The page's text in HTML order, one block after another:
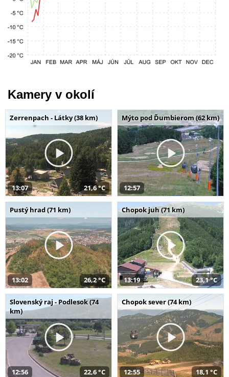
Kamery v okolí
Zerrenpach - Látky (38 km)
13:07 21,6 °C
Mýto pod Ďumbierom (62 km)
12:57
Pustý hrad (71 km)
13:02 26,2 °C
Chopok juh (71 km)
13:19 23,1 °C
Slovenský raj - Podlesok (74
km)
12:56 22,6 °C
Chopok sever (74 km)
12:55 18,1 °C